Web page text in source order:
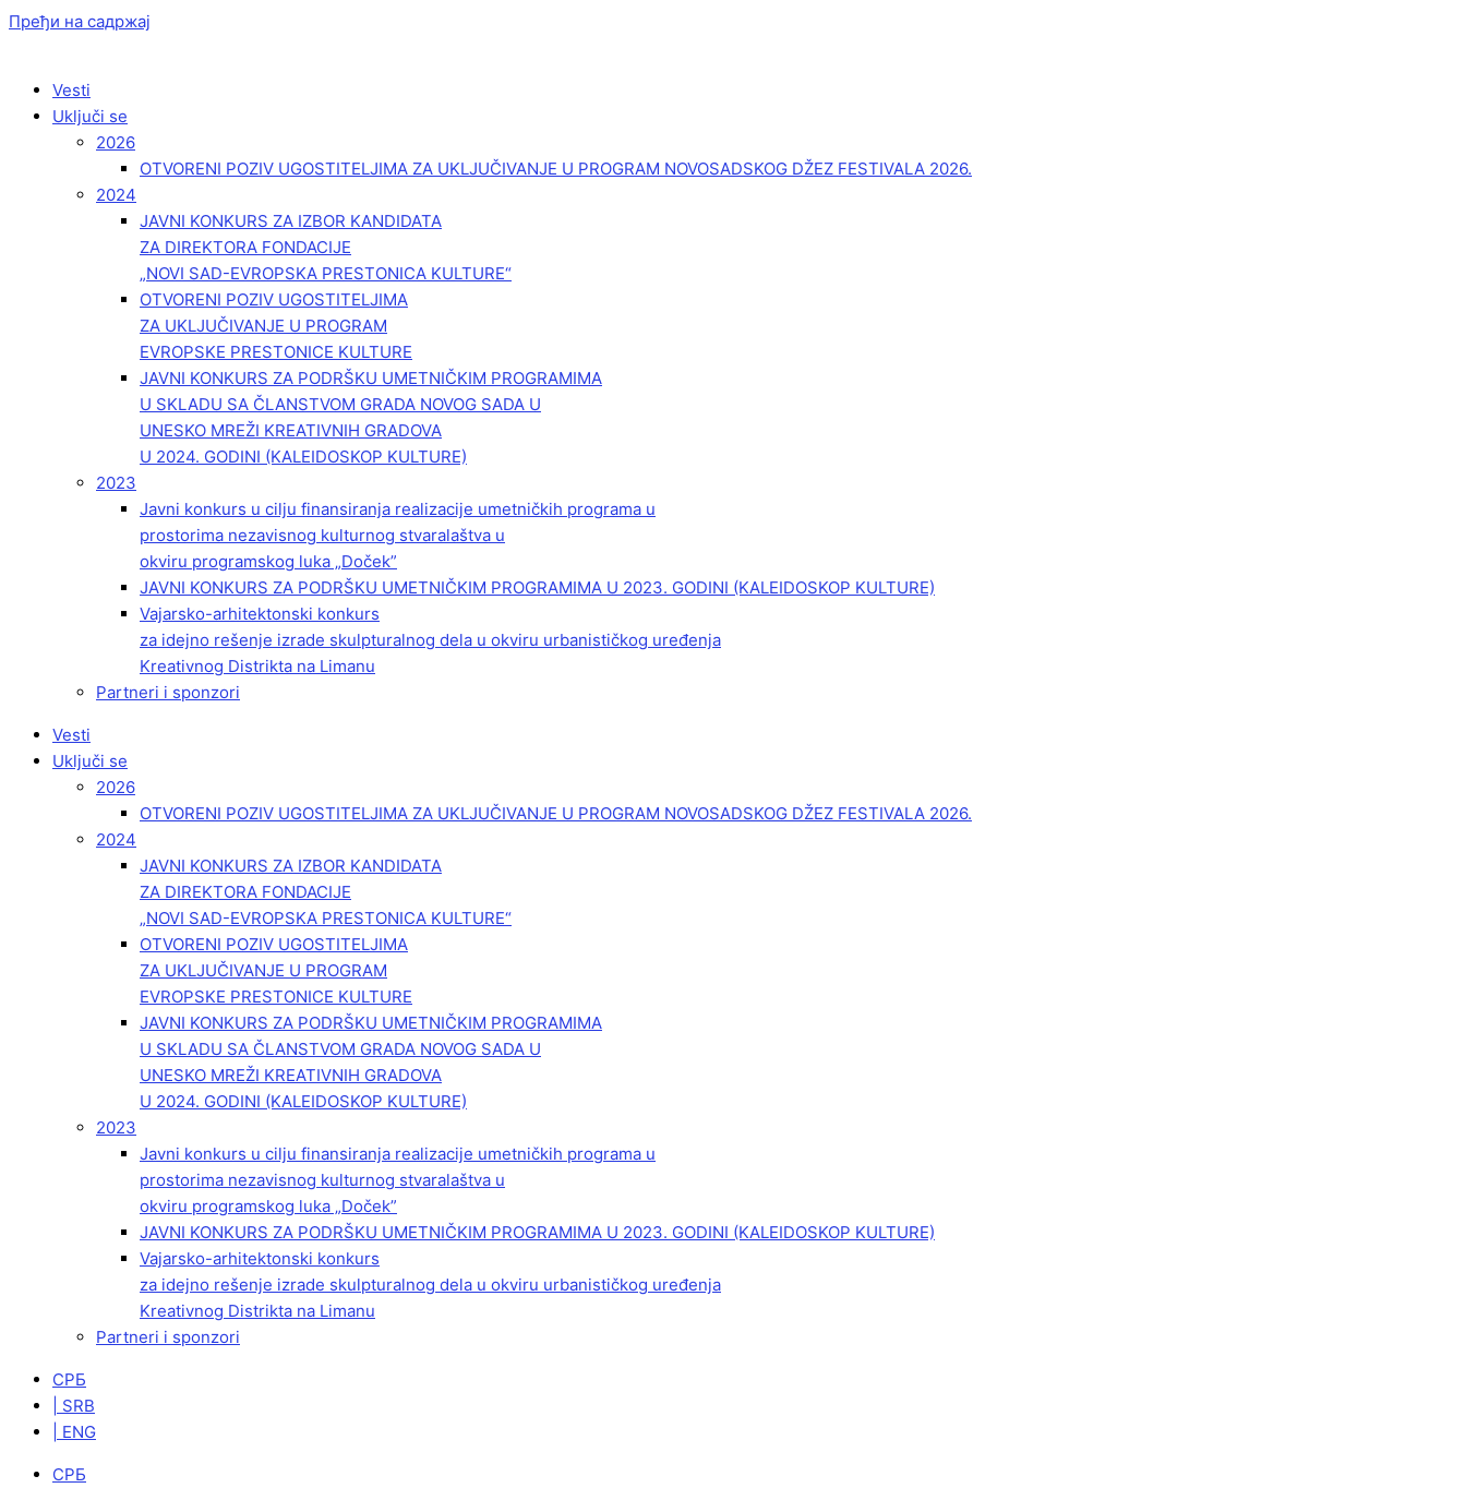
Пређи на садржај
Vesti
Uključi se
2026
OTVORENI POZIV UGOSTITELJIMA ZA UKLJUČIVANJE U PROGRAM NOVOSADSKOG DŽEZ FESTIVALA 2026.
2024
JAVNI KONKURS ZA IZBOR KANDIDATA
ZA DIREKTORA FONDACIJE
„NOVI SAD-EVROPSKA PRESTONICA KULTURE“
OTVORENI POZIV UGOSTITELJIMA
ZA UKLJUČIVANJE U PROGRAM
EVROPSKE PRESTONICE KULTURE
JAVNI KONKURS ZA PODRŠKU UMETNIČKIM PROGRAMIMA
U SKLADU SA ČLANSTVOM GRADA NOVOG SADA U
UNESKO MREŽI KREATIVNIH GRADOVA
U 2024. GODINI (KALEIDOSKOP KULTURE)
2023
Javni konkurs u cilju finansiranja realizacije umetničkih programa u
prostorima nezavisnog kulturnog stvaralaštva u
okviru programskog luka „Doček”
JAVNI KONKURS ZA PODRŠKU UMETNIČKIM PROGRAMIMA U 2023. GODINI (KALEIDOSKOP KULTURE)
Vajarsko-arhitektonski konkurs
za idejno rešenje izrade skulpturalnog dela u okviru urbanističkog uređenja
Kreativnog Distrikta na Limanu
Partneri i sponzori
Vesti
Uključi se
2026
OTVORENI POZIV UGOSTITELJIMA ZA UKLJUČIVANJE U PROGRAM NOVOSADSKOG DŽEZ FESTIVALA 2026.
2024
JAVNI KONKURS ZA IZBOR KANDIDATA
ZA DIREKTORA FONDACIJE
„NOVI SAD-EVROPSKA PRESTONICA KULTURE“
OTVORENI POZIV UGOSTITELJIMA
ZA UKLJUČIVANJE U PROGRAM
EVROPSKE PRESTONICE KULTURE
JAVNI KONKURS ZA PODRŠKU UMETNIČKIM PROGRAMIMA
U SKLADU SA ČLANSTVOM GRADA NOVOG SADA U
UNESKO MREŽI KREATIVNIH GRADOVA
U 2024. GODINI (KALEIDOSKOP KULTURE)
2023
Javni konkurs u cilju finansiranja realizacije umetničkih programa u
prostorima nezavisnog kulturnog stvaralaštva u
okviru programskog luka „Doček”
JAVNI KONKURS ZA PODRŠKU UMETNIČKIM PROGRAMIMA U 2023. GODINI (KALEIDOSKOP KULTURE)
Vajarsko-arhitektonski konkurs
za idejno rešenje izrade skulpturalnog dela u okviru urbanističkog uređenja
Kreativnog Distrikta na Limanu
Partneri i sponzori
СРБ
| SRB
| ENG
СРБ